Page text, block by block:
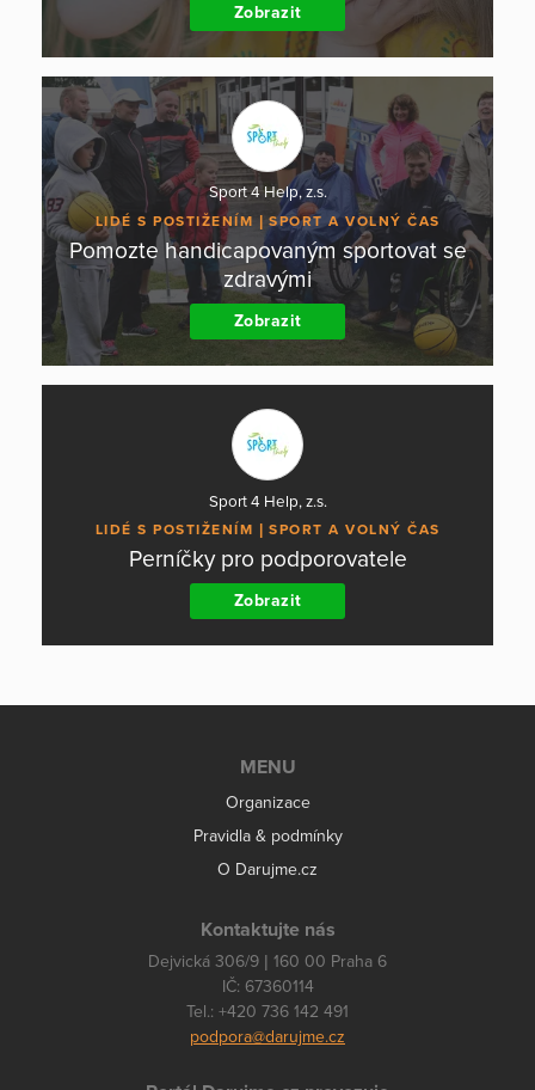
Zobrazit
Sport 4 Help, z.s.
LIDÉ S POSTIŽENÍM SPORT A VOLNÝ ČAS
Pomozte handicapovaným sportovat se
zdravými
Zobrazit
Sport 4 Help, z.s.
LIDÉ S POSTIŽENÍM SPORT A VOLNÝ ČAS
Perníčky pro podporovatele
Zobrazit
MENU
Organizace
Pravidla & podmínky
O Darujme.cz
Kontaktujte nás
Dejvická 306/9 | 160 00 Praha 6
IČ: 67360114
Tel.: +420 736 142 491
podpora@darujme.cz